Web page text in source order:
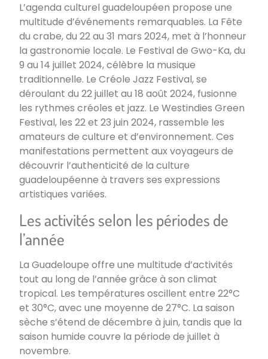
L’agenda culturel guadeloupéen propose une
multitude d’événements remarquables. La Fête
du crabe, du 22 au 31 mars 2024, met à l’honneur
la gastronomie locale. Le Festival de Gwo-Ka, du
9 au 14 juillet 2024, célèbre la musique
traditionnelle. Le Créole Jazz Festival, se
déroulant du 22 juillet au 18 août 2024, fusionne
les rythmes créoles et jazz. Le Westindies Green
Festival, les 22 et 23 juin 2024, rassemble les
amateurs de culture et d’environnement. Ces
manifestations permettent aux voyageurs de
découvrir l’authenticité de la culture
guadeloupéenne à travers ses expressions
artistiques variées.
Les activités selon les périodes de
l’année
La Guadeloupe offre une multitude d’activités
tout au long de l’année grâce à son climat
tropical. Les températures oscillent entre 22°C
et 30°C, avec une moyenne de 27°C. La saison
sèche s’étend de décembre à juin, tandis que la
saison humide couvre la période de juillet à
novembre.